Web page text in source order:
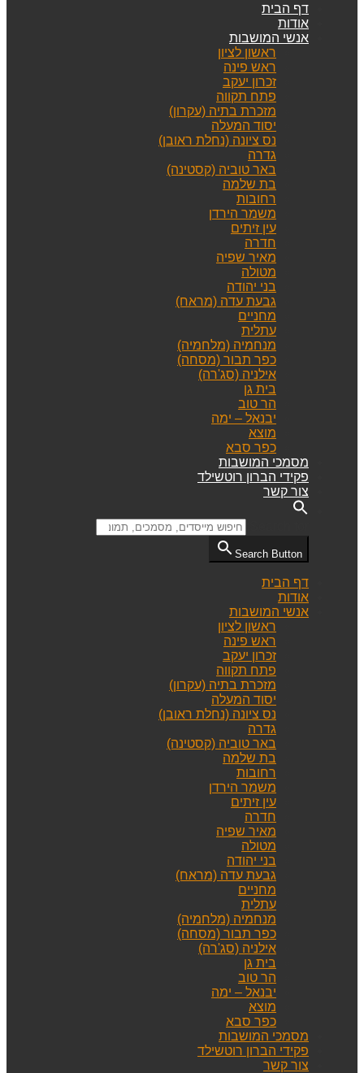
דף הבית
אודות
אנשי המושבות
ראשון לציון
ראש פינה
זכרון יעקב
פתח תקווה
מזכרת בתיה (עקרון)
יסוד המעלה
נס ציונה (נחלת ראובן)
גדרה
באר טוביה (קסטינה)
בת שלמה
רחובות
משמר הירדן
עין זיתים
חדרה
מאיר שפיה
מטולה
בני יהודה
גבעת עדה (מראח)
מחניים
עתלית
מנחמיה (מלחמיה)
כפר תבור (מסחה)
אילניה (סג'רה)
בית גן
הר טוב
יבנאל – ימה
מוצא
כפר סבא
מסמכי המושבות
פקידי הברון רוטשילד
צור קשר
Search Button
דף הבית
אודות
אנשי המושבות
ראשון לציון
ראש פינה
זכרון יעקב
פתח תקווה
מזכרת בתיה (עקרון)
יסוד המעלה
נס ציונה (נחלת ראובן)
גדרה
באר טוביה (קסטינה)
בת שלמה
רחובות
משמר הירדן
עין זיתים
חדרה
מאיר שפיה
מטולה
בני יהודה
גבעת עדה (מראח)
מחניים
עתלית
מנחמיה (מלחמיה)
כפר תבור (מסחה)
אילניה (סג'רה)
בית גן
הר טוב
יבנאל – ימה
מוצא
כפר סבא
מסמכי המושבות
פקידי הברון רוטשילד
צור קשר